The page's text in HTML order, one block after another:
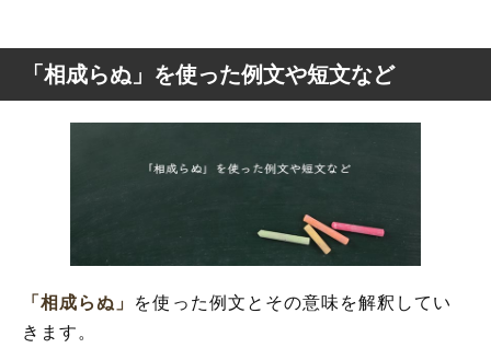
「相成らぬ」を使った例文や短文など
「相成らぬ」 を使った例文とその意味を解釈してい
きます。